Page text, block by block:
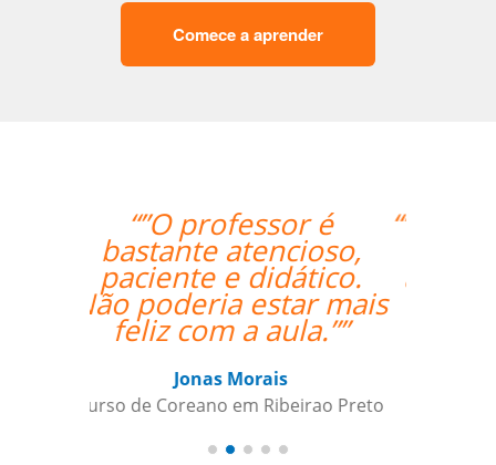
Comece a aprender
“”O fato do Gustavo ser
um falante nativo
ajudou nas correções
das pronúncias.””
Curso de Inglês em Belém